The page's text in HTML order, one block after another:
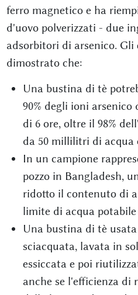
ferro magnetico e ha
d'uovo polverizzati - due
adsorbitori di arsenico. Gli
dimostrato che:
Una bustina di tè
90% degli ioni
di 6 ore, oltre il 98%
da 50 millilitri di acqua
In un campione
pozzo in Bangladesh,
ridotto il contenuto di
limite di acqua
Una bustina di tè usata
sciacquata, lavata in
essiccata e poi
anche se l'efficienza di